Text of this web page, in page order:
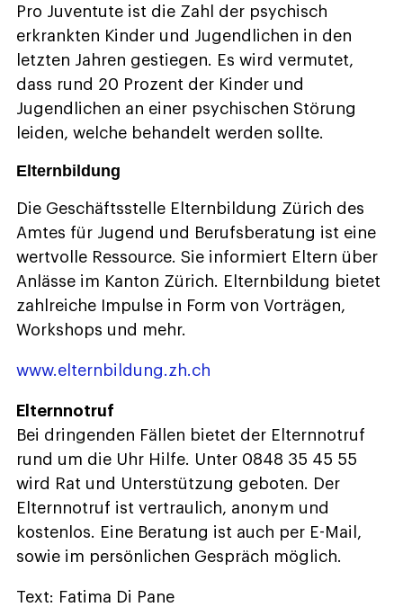
Pro Juventute ist die Zahl der psychisch
erkrankten Kinder und Jugendlichen in den
letzten Jahren gestiegen. Es wird vermutet,
dass rund 20 Prozent der Kinder und
Jugendlichen an einer psychischen Störung
leiden, welche behandelt werden sollte.
Elternbildung
Die Geschäftsstelle Elternbildung Zürich des
Amtes für Jugend und Berufsberatung ist eine
wertvolle Ressource. Sie informiert Eltern über
Anlässe im Kanton Zürich. Elternbildung bietet
zahlreiche Impulse in Form von Vorträgen,
Workshops und mehr.
www.elternbildung.zh.ch
Elternnotruf
Bei dringenden Fällen bietet der Elternnotruf
rund um die Uhr Hilfe. Unter 0848 35 45 55
wird Rat und Unterstützung geboten. Der
Elternnotruf ist vertraulich, anonym und
kostenlos. Eine Beratung ist auch per E-Mail,
sowie im persönlichen Gespräch möglich.
Text: Fatima Di Pane